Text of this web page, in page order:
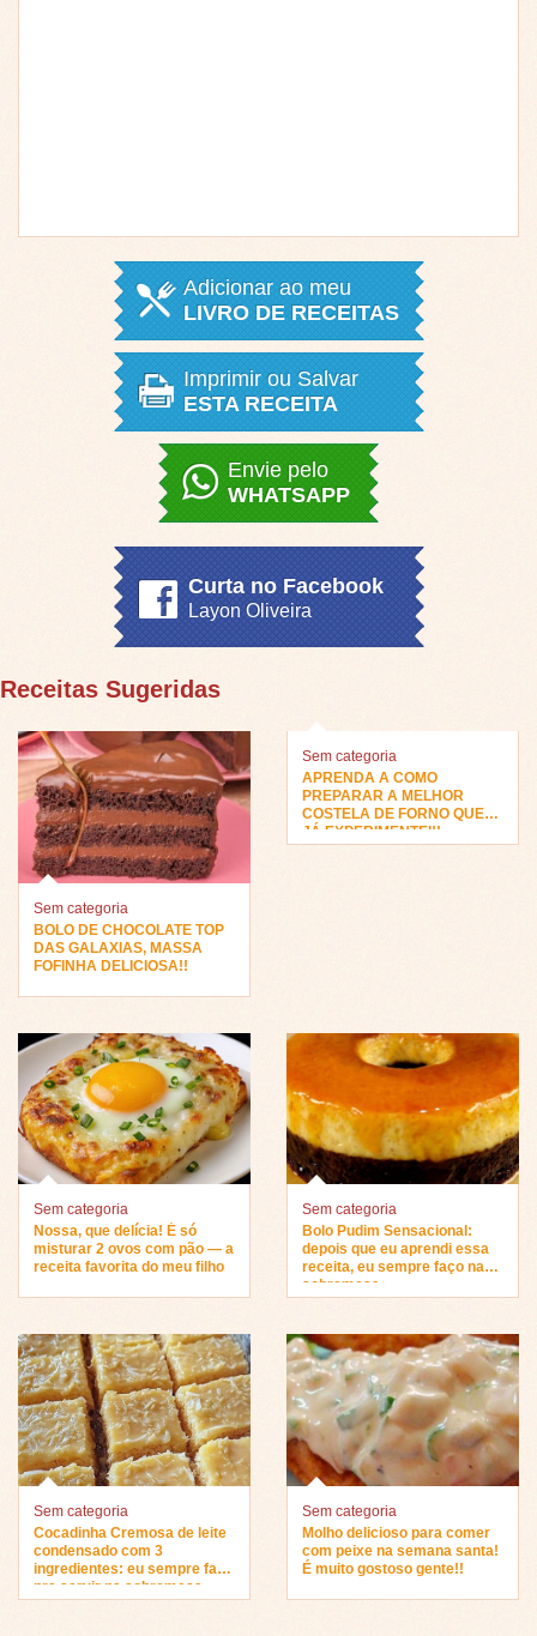
Adicionar ao meu
LIVRO DE RECEITAS
Imprimir ou Salvar
ESTA RECEITA
Envie pelo
WHATSAPP
Curta no Facebook
Layon Oliveira
Receitas Sugeridas
Sem categoria
BOLO DE CHOCOLATE TOP
DAS GALAXIAS, MASSA
FOFINHA DELICIOSA!!
Sem categoria
APRENDA A COMO
PREPARAR A MELHOR
COSTELA DE FORNO QUE
JÁ EXPERIMENTEI!!
Sem categoria
Nossa, que delícia! É só
misturar 2 ovos com pão — a
receita favorita do meu filho
Sem categoria
Bolo Pudim Sensacional:
depois que eu aprendi essa
receita, eu sempre faço na
sobremesa…
Sem categoria
Cocadinha Cremosa de leite
condensado com 3
ingredientes: eu sempre faço
pra servir na sobremesa…
Sem categoria
Molho delicioso para comer
com peixe na semana santa!
É muito gostoso gente!!